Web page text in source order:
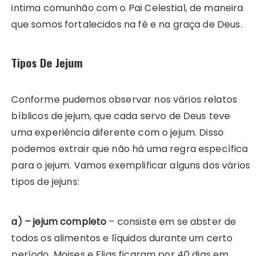
intima comunhão com o Pai Celestial, de maneira
que somos fortalecidos na fé e na graça de Deus.
Tipos De Jejum
Conforme pudemos observar nos vários relatos
bíblicos de jejum, que cada servo de Deus teve
uma experiência diferente com o jejum. Disso
podemos extrair que não há uma regra específica
para o jejum. Vamos exemplificar alguns dos vários
tipos de jejuns:
a) – jejum completo – consiste em se abster de
todos os alimentos e líquidos durante um certo